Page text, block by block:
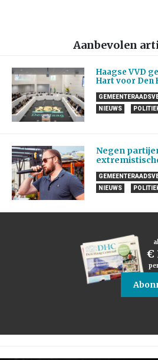
Aanbevolen
Haagse VVD
Hart voor Den
NIEUWS
Negen
NIEUWS
€